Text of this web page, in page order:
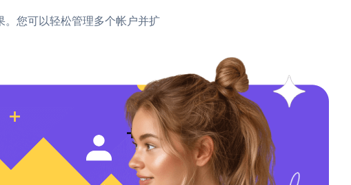
您可以轻松管理多个帐户并扩